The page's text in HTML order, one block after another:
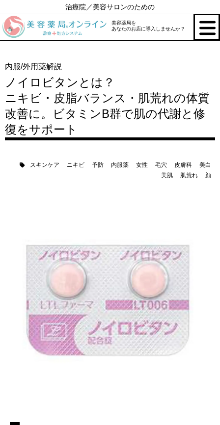
美容薬局を
あなたのお店に導入しませんか？
治療院／美容サロンのための
ノイロビタンとは？
ニキビ・皮脂バランス・肌荒れの体質
改善に。ビタミンB群で肌の代謝と修
復をサポート
内服/外用薬解説
スキンケア ニキビ 予防 内服薬 女性 毛穴 皮膚科
美白
美肌
肌荒れ 顔